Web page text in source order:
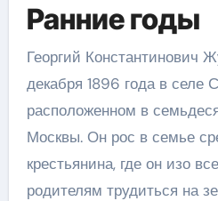
Ранние годы
Георгий Константинович
декабря 1896 года в селе
расположенном в
Москвы. Он рос в семье
крестьянина, где он изо
родителям трудиться на